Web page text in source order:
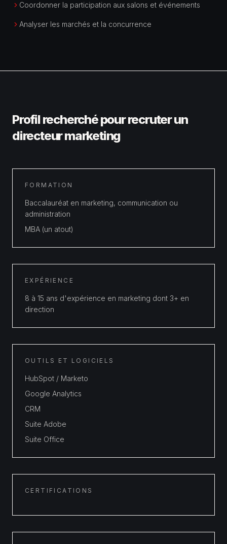
Coordonner la participation aux salons et événements
Analyser les marchés et la concurrence
Profil recherché pour recruter un
directeur marketing
FORMATION
Baccalauréat en marketing, communication ou
administration
MBA (un atout)
EXPÉRIENCE
8 à 15 ans d'expérience en marketing dont 3+ en
direction
OUTILS ET LOGICIELS
HubSpot / Marketo
Google Analytics
CRM
Suite Adobe
Suite Office
CERTIFICATIONS